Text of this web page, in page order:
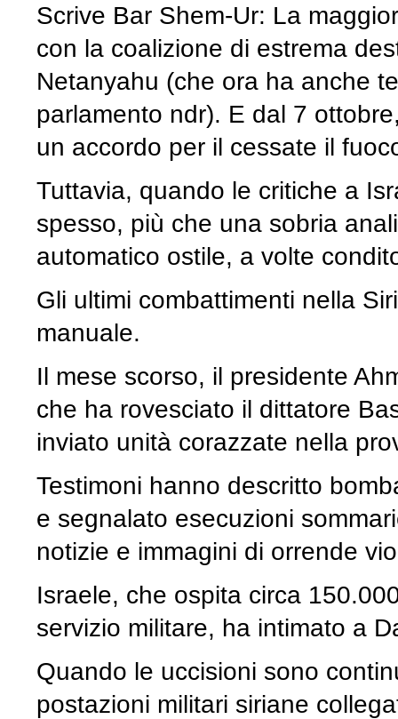
Scrive Bar Shem-Ur: La
con la coalizione di estrema
Netanyahu (che ora ha anche
parlamento ndr). E dal 7
un accordo per il cessate il
Tuttavia, quando le critiche a
spesso, più che una sobria
automatico ostile, a volte
Gli ultimi combattimenti nella
manuale.
Il mese scorso, il presidente
che ha rovesciato il dittatore
inviato unità corazzate nella
Testimoni hanno descritto
e segnalato esecuzioni
notizie e immagini di orrende
Israele, che ospita circa
servizio militare, ha intimato a
Quando le uccisioni sono
postazioni militari siriane